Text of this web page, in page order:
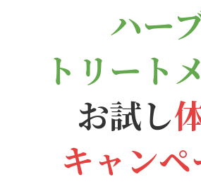
ハー
トリート
お試し
キャンペ